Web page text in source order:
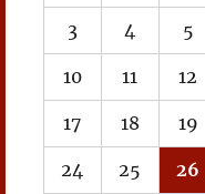
3 4 5
10 11 12
17 18 19
24 25 26